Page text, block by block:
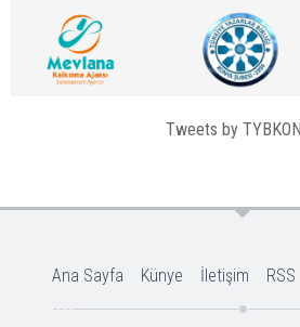
Tweets by
Ana Sayfa Künye İletişim RSS